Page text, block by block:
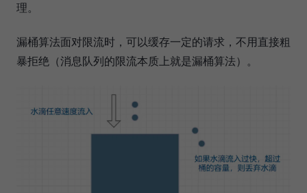
理。
漏桶算法面对限流时，可以缓存一定的请求，不用直接粗
暴拒绝（消息队列的限流本质上就是漏桶算法）。